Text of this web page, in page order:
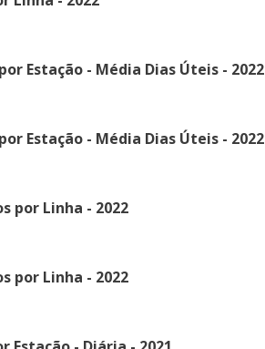
Estação - Média Dias Úteis - 2022
Estação - Média Dias Úteis - 2022
por Linha - 2022
por Linha - 2022